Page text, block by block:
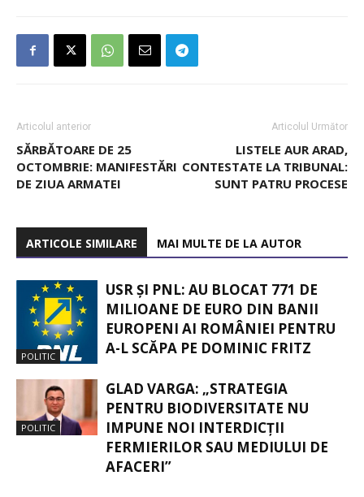
Articolul anterior
SĂRBĂTOARE DE 25
OCTOMBRIE: MANIFESTĂRI
DE ZIUA ARMATEI
Articolul Următor
LISTELE AUR ARAD,
CONTESTATE LA TRIBUNAL:
SUNT PATRU PROCESE
ARTICOLE SIMILARE MAI MULTE DE LA AUTOR
POLITIC
USR ȘI PNL: AU BLOCAT 771 DE
MILIOANE DE EURO DIN BANII
EUROPENI AI ROMÂNIEI PENTRU
A-L SCĂPA PE DOMINIC FRITZ
POLITIC
GLAD VARGA: „STRATEGIA
PENTRU BIODIVERSITATE NU
IMPUNE NOI INTERDICȚII
FERMIERILOR SAU MEDIULUI DE
AFACERI”